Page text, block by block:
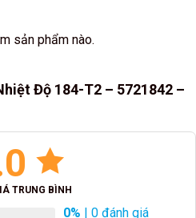
sản phẩm nào.
Độ 184-T2 – 5721842 –
TRUNG BÌNH
0% | 0 đánh giá